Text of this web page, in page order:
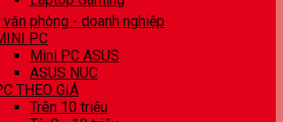
văn phòng - doanh nghiệp
PC
Mini PC ASUS
ASUS NUC
THEO GIÁ
Trên 10 triệu